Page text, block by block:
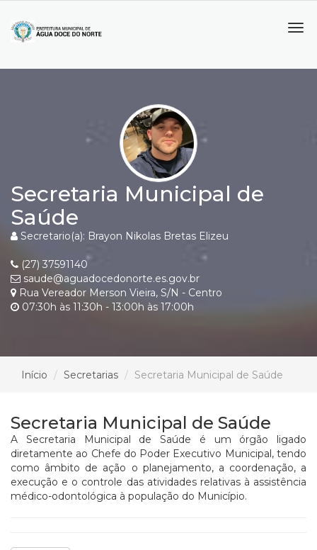
Secretaria Municipal de
Saúde
Secretario(a): Brayon Nikolas Bretas Elizeu
(27) 37591140
saude@aguadocedonorte.es.gov.br
Rua Vereador Merson Vieira, S/N - Centro
07:30h às 11:30h - 13:00h às 17:00h
Início Secretarias Secretaria Municipal de Saúde
Secretaria Municipal de Saúde
A Secretaria Municipal de Saúde é um órgão ligado
diretamente ao Chefe do Poder Executivo Municipal, tendo
como âmbito de ação o planejamento, a coordenação, a
execução e o controle das atividades relativas à assistência
médico-odontológica à população do Município.